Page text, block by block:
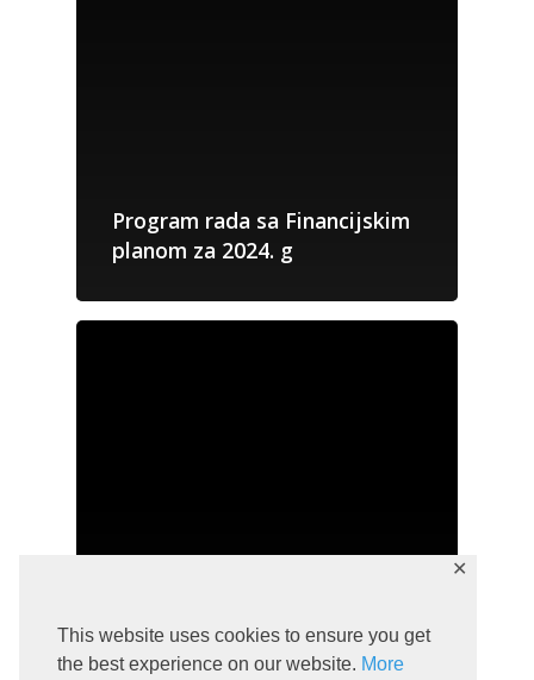
This website uses cookies to ensure you get
the best experience on our website. More
✕
Program rada sa Financijskim
planom za 2024. g